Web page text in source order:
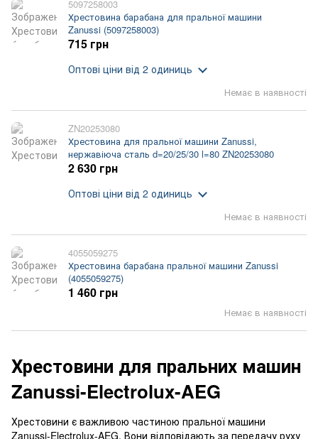
5097258003
Хрестовина барабана для пральної машини
Zanussi (5097258003)
Немає в наявності
715 грн
Оптові ціни від 2 одиниць
ZN20253080
Хрестовина для пральної машини Zanussi,
нержавіюча сталь d=20/25/30 l=80 ZN20253080
Немає в наявності
2 630 грн
Оптові ціни від 2 одиниць
4055059275
Хрестовина барабана пральної машини Zanussi
(4055059275)
Немає в наявності
1 460 грн
Хрестовини для пральних машин
Zanussi-Electrolux-AEG
Хрестовини є важливою частиною пральної машини
Zanussi-Electrolux-AEG. Вони відповідають за передачу руху